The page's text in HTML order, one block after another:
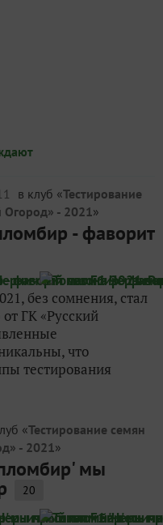
в клуб «Тестирование
Огород» - 2021»
- фаворит
без сомнения, стал
ГК «Русский
что
тестирования
«Тестирование семян
- 2021»
мы
20